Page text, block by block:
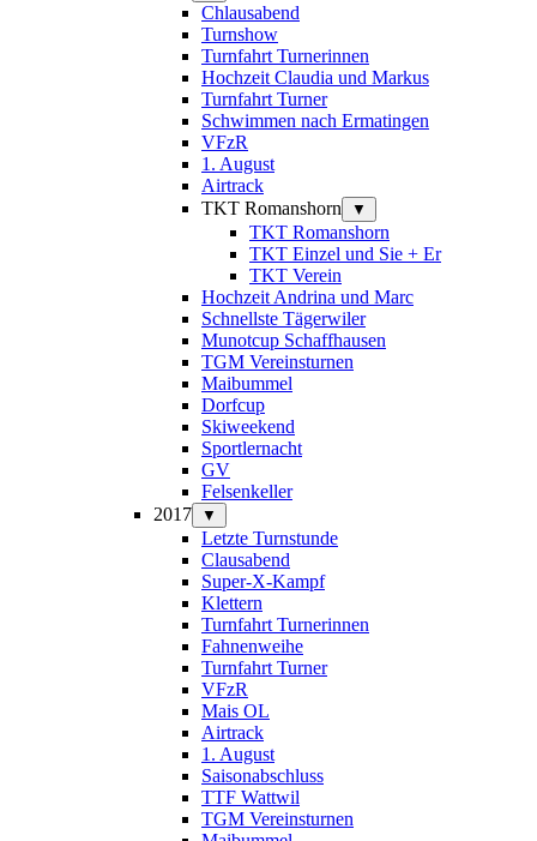
Chlausabend
Turnshow
Turnfahrt Turnerinnen
Hochzeit Claudia und Markus
Turnfahrt Turner
Schwimmen nach Ermatingen
VFzR
1. August
Airtrack
TKT Romanshorn
▼
TKT Romanshorn
TKT Einzel und Sie + Er
TKT Verein
Hochzeit Andrina und Marc
Schnellste Tägerwiler
Munotcup Schaffhausen
TGM Vereinsturnen
Maibummel
Dorfcup
Skiweekend
Sportlernacht
GV
Felsenkeller
2017
▼
Letzte Turnstunde
Clausabend
Super-X-Kampf
Klettern
Turnfahrt Turnerinnen
Fahnenweihe
Turnfahrt Turner
VFzR
Mais OL
Airtrack
1. August
Saisonabschluss
TTF Wattwil
TGM Vereinsturnen